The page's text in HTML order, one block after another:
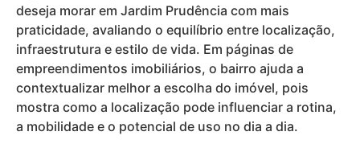
deseja morar em Jardim Prudência com mais
praticidade, avaliando o equilíbrio entre localização,
infraestrutura e estilo de vida. Em páginas de
empreendimentos imobiliários, o bairro ajuda a
contextualizar melhor a escolha do imóvel, pois
mostra como a localização pode influenciar a rotina,
a mobilidade e o potencial de uso no dia a dia.